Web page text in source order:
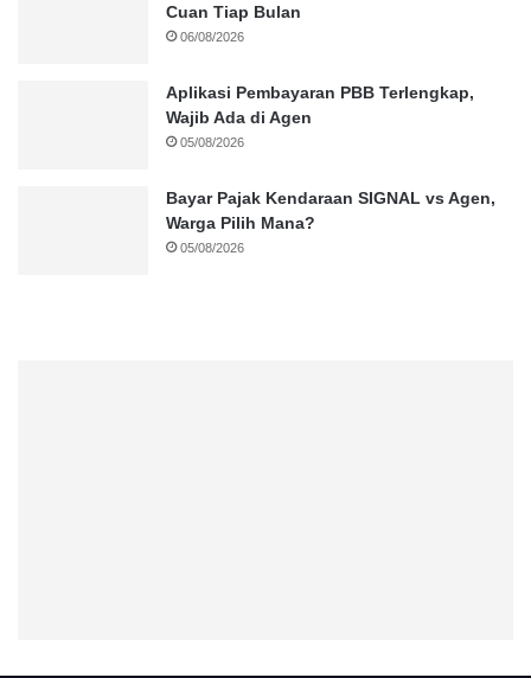
Cuan Tiap Bulan
06/08/2026
Aplikasi Pembayaran PBB Terlengkap,
Wajib Ada di Agen
05/08/2026
Bayar Pajak Kendaraan SIGNAL vs Agen,
Warga Pilih Mana?
05/08/2026